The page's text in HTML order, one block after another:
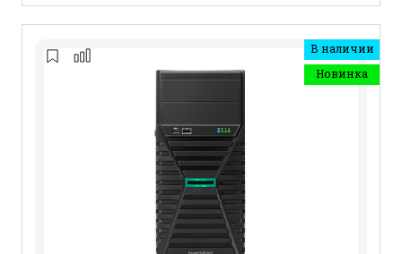
В наличии
Новинка